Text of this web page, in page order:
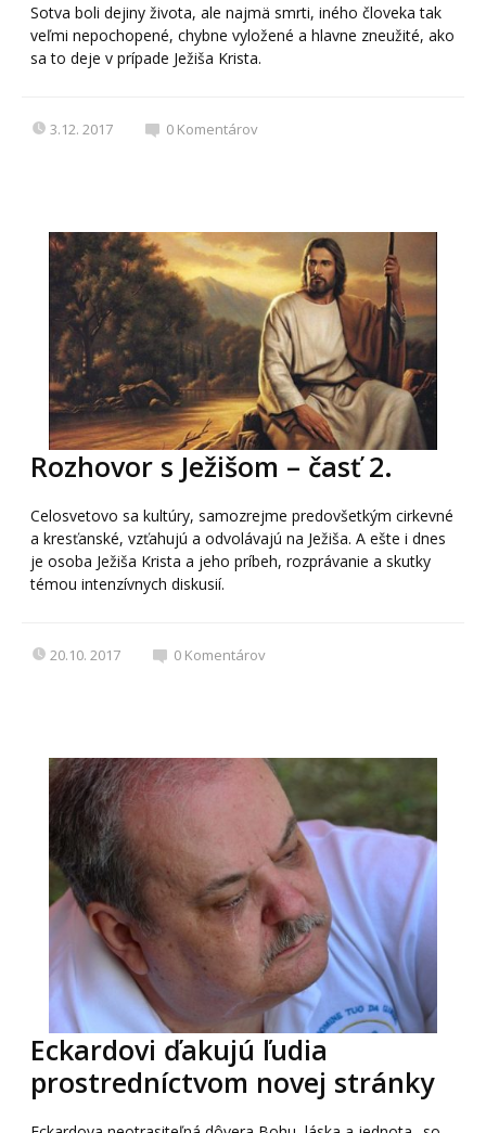
Sotva boli dejiny života, ale najmä smrti, iného človeka tak
veľmi nepochopené, chybne vyložené a hlavne zneužité, ako
sa to deje v prípade Ježiša Krista.
3.12. 2017 0 Komentárov
Rozhovor s Ježišom – časť 2.
Celosvetovo sa kultúry, samozrejme predovšetkým cirkevné
a kresťanské, vzťahujú a odvolávajú na Ježiša. A ešte i dnes
je osoba Ježiša Krista a jeho príbeh, rozprávanie a skutky
témou intenzívnych diskusií.
20.10. 2017 0 Komentárov
Eckardovi ďakujú ľudia
prostredníctvom novej stránky